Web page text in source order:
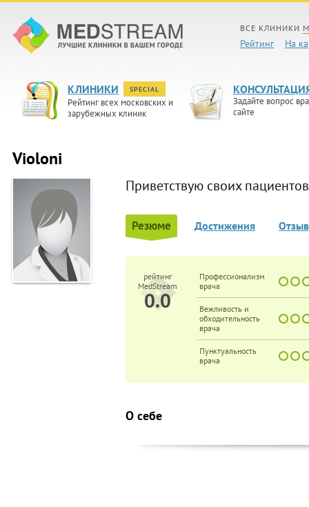
ВСЕ КЛИНИКИ
Рейтинг На
КЛИНИКИ SPECIAL
Рейтинг всех московских и
зарубежных клиник
Задайте вопрос
сайте
Violoni
Приветствую своих
Резюме Достижения
рейтинг
MedStream
0.0
Профессионализм
врача
Вежливость и
обходительность
врача
Пунктуальность
врача
О себе